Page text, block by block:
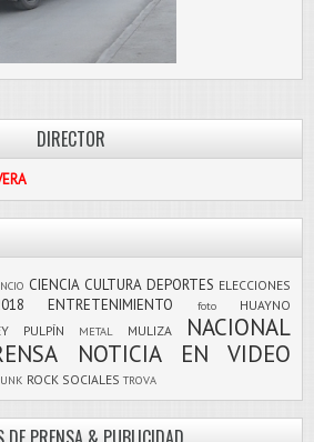
DIRECTOR
CIENCIA CULTURA DEPORTES ELECCIONES
ENTRETENIMIENTO foto HUAYNO
PULPÍN METAL MULIZA
NACIONAL
NOTICIA EN VIDEO
ROCK SOCIALES TROVA